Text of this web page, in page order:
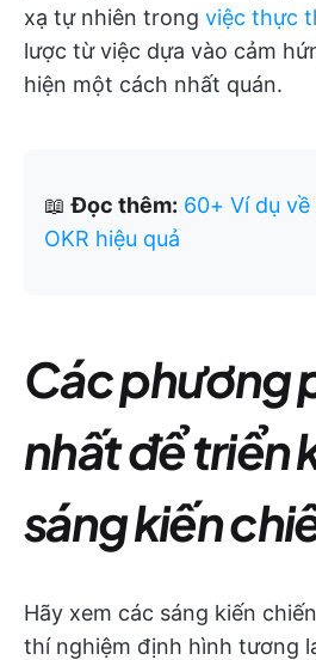
xạ tự nhiên trong việc thực
lược từ việc dựa vào cảm
hiện một cách nhất quán.
📖Đọc thêm: 60+ Ví dụ về
OKR hiệu quả
Các phương
nhất để triển
sáng kiến
Hãy xem các sáng kiến
thí nghiệm định hình tương